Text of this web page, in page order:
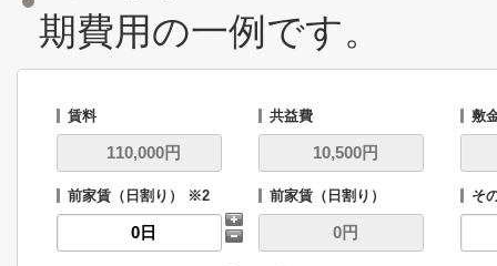
期費用の一例です。
賃料 共益費 敷
前家賃（日割り） ※2 前家賃（日割り） そ